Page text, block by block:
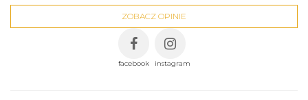
ZOBACZ OPINIE
facebook instagram